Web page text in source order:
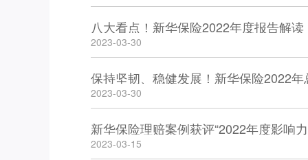
八大看点！新华保险2022年度报告解读
2023-03-30
保持坚韧、稳健发展！新华保险2022
2023-03-30
新华保险理赔案例获评“2022年度影响
2023-03-15